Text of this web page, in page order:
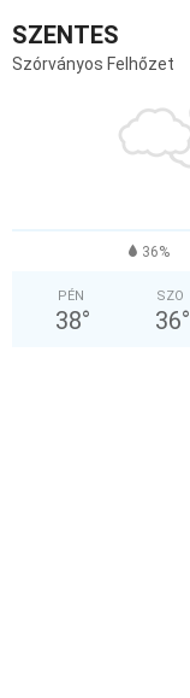
SZENTES
Szórványos Felhőzet
36%
PÉN
38°
SZO
36°